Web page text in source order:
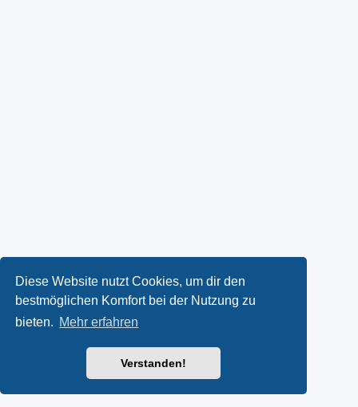
Diese Website nutzt Cookies, um dir den
bestmöglichen Komfort bei der Nutzung zu
bieten. Mehr erfahren
Verstanden!